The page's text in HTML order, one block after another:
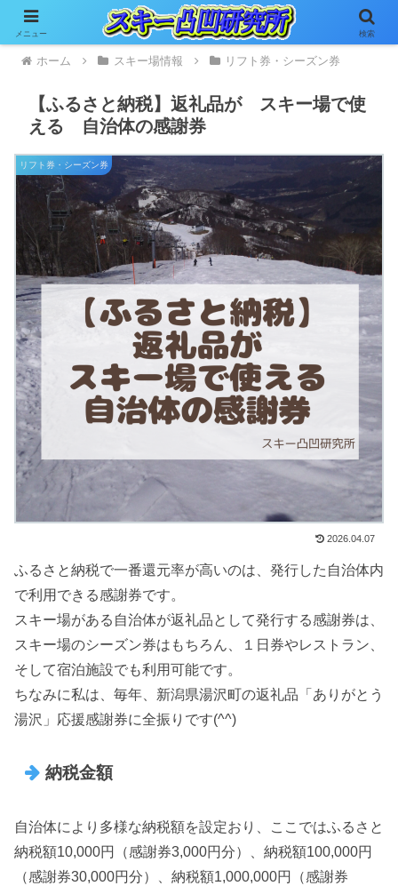
ホーム スキー場情報 リフト券・シーズン券
【ふるさと納税】返礼品が スキー場で使
える 自治体の感謝券
リフト券・シーズン券
2026.04.07
ふるさと納税で一番還元率が高いのは、発行した自治体内
で利用できる感謝券です。
スキー場がある自治体が返礼品として発行する感謝券は、
スキー場のシーズン券はもちろん、１日券やレストラン、
そして宿泊施設でも利用可能です。
ちなみに私は、毎年、新潟県湯沢町の返礼品「ありがとう
湯沢」応援感謝券に全振りです(^^)
納税金額
自治体により多様な納税額を設定おり、ここではふるさと
納税額10,000円（感謝券3,000円分）、納税額100,000円
（感謝券30,000円分）、納税額1,000,000円（感謝券
メニュー 検索